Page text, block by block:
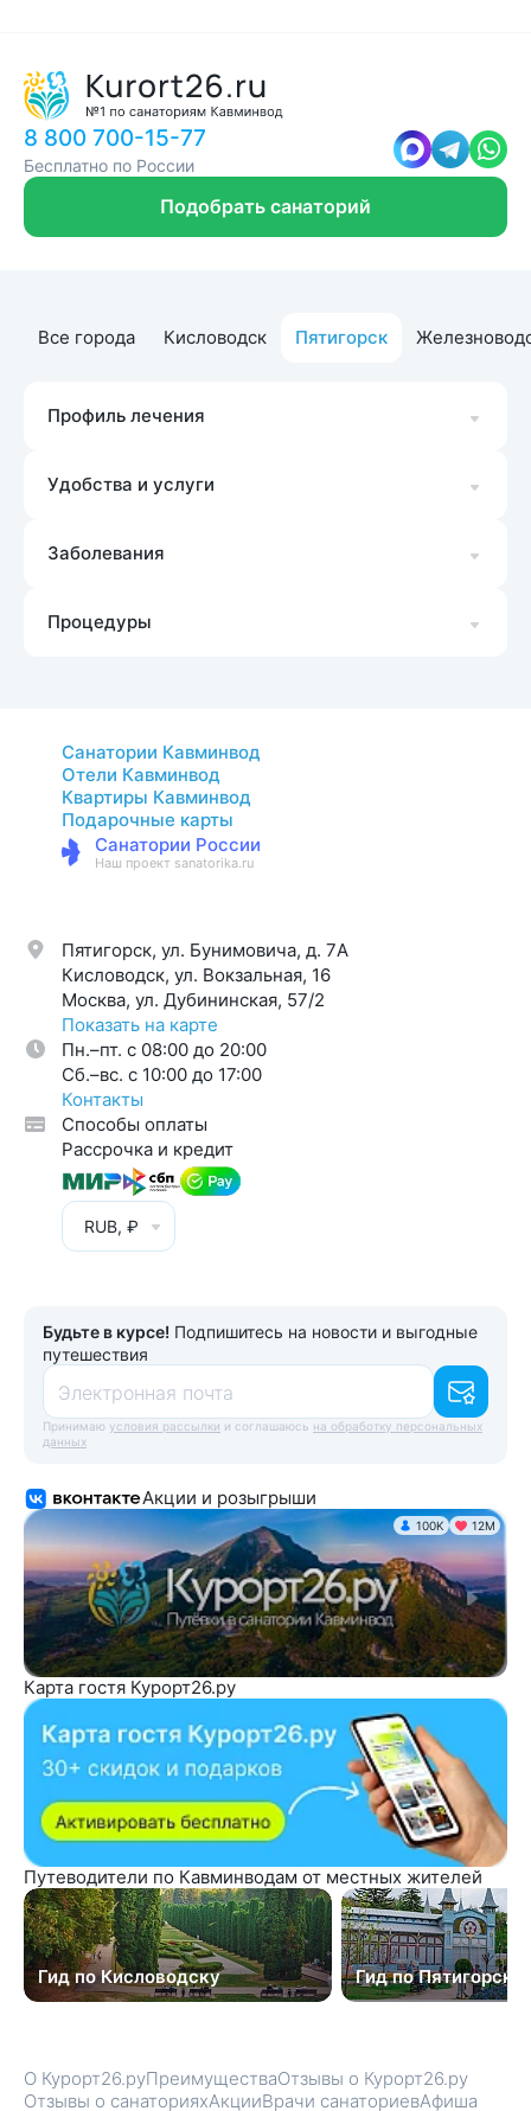
8 800 700-15-77
Бесплатно по России
Подобрать санаторий
Все города Кисловодск Пятигорск
Профиль лечения
Удобства и услуги
Заболевания
Процедуры
Санатории Кавминвод
Отели Кавминвод
Квартиры Кавминвод
Подарочные карты
Санатории России
Наш проект sanatorika.ru
Пятигорск, ул. Бунимовича, д. 7A
Кисловодск, ул. Вокзальная, 16
Москва, ул. Дубининская, 57/2
Показать на карте
Пн.–пт. с 08:00 до 20:00
Cб.–вс. с 10:00 до 17:00
Контакты
Способы оплаты
Рассрочка и кредит
RUB, ₽
Будьте в курсе! Подпишитесь на новости и выгодные
путешествия
Электронная почта
Принимаю условия рассылки и соглашаюсь на обработку персональных
данных
Акции и розыгрыши
100K 12М
Карта гостя Курорт26.ру
Путеводители по Кавминводам от местных жителей
Гид по Кисловодску Гид по Пятигорску
О Курорт26.руПреимуществаОтзывы о Курорт26.ру
Отзывы о санаторияхАкцииВрачи санаториевАфиша